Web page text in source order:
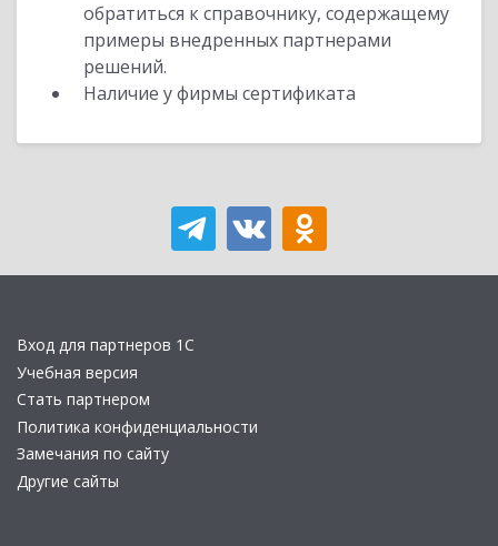
обратиться к справочнику, содержащему
примеры внедренных партнерами
решений.
Наличие у фирмы сертификата
Вход для партнеров 1С
Учебная версия
Стать партнером
Политика конфиденциальности
Замечания по сайту
Другие сайты